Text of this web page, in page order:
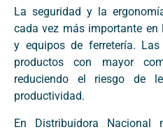
La seguridad y la
cada vez más importante en
y equipos de ferretería.
productos con mayor
reduciendo el riesgo de
productividad.
En Distribuidora Nacional